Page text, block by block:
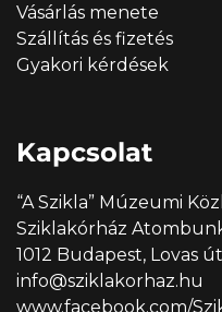
Vásárlás menete
Szállítás és fizetés
Gyakori kérdések
Kapcsolat
“A Szikla” Múzeumi
Sziklakórház
1012 Budapest, Lovas
info@sziklakorhaz.hu
www.facebook.com/